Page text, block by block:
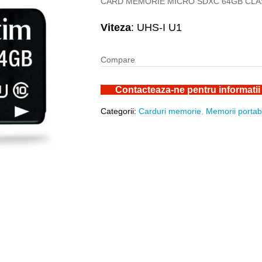
Viteza: UHS-I U1
Compare
Contacteaza-ne pentru informatii
Categorii:Carduri memorie Memorii